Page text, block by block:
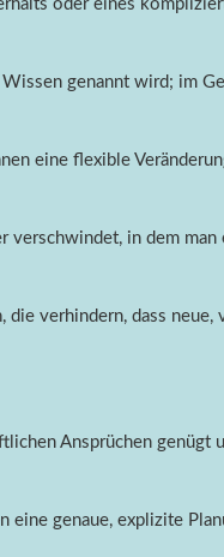
oder eines
genannt wird; im
eine flexible
in dem man
verhindern, dass neue,
Ansprüchen genügt
eine genaue, explizite